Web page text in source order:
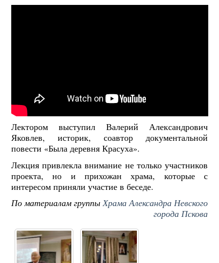
Лектором выступил Валерий Александрович
Яковлев, историк, соавтор документальной
повести «Была деревня Красуха».
Лекция привлекла внимание не только участников
проекта, но и прихожан храма, которые с
интересом приняли участие в беседе.
По материалам группыХрама Александра Невского
города Пскова